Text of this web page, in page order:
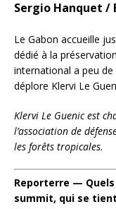
Sergio Hanquet /
Le Gabon accueille
dédié à la
international a peu
déplore Klervi Le
Klervi Le Guenic est
l’association de
les forêts tropicales.
Reporterre —
summit, qui se tient